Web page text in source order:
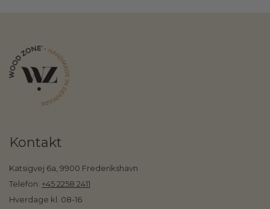
Kontakt
Katsigvej 6a, 9900 Frederikshavn
Telefon: +45 2258 2411
Hverdage kl. 08-16